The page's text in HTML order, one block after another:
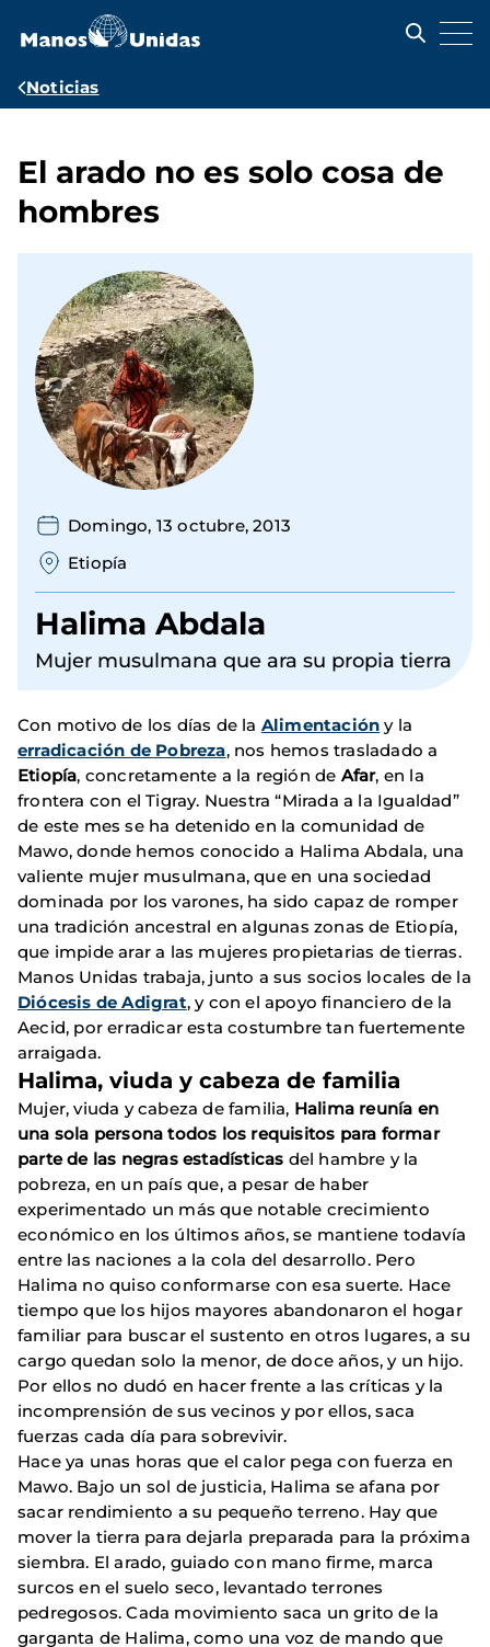
contenido
Ruta
Noticias
El arado no es solo cosa de
hombres
Domingo, 13 octubre, 2013
Etiopía
Halima Abdala
Mujer musulmana que ara su propia tierra
Con motivo de los días de la Alimentación y la
erradicación de Pobreza, nos hemos trasladado a
Etiopía, concretamente a la región de Afar, en la
frontera con el Tigray. Nuestra “Mirada a la Igualdad”
de este mes se ha detenido en la comunidad de
Mawo, donde hemos conocido a Halima Abdala, una
valiente mujer musulmana, que en una sociedad
dominada por los varones, ha sido capaz de romper
una tradición ancestral en algunas zonas de Etiopía,
que impide arar a las mujeres propietarias de tierras.
Manos Unidas trabaja, junto a sus socios locales de la
Diócesis de Adigrat, y con el apoyo financiero de la
Aecid, por erradicar esta costumbre tan fuertemente
arraigada.
Halima, viuda y cabeza de familia
Mujer, viuda y cabeza de familia, Halima reunía en
una sola persona todos los requisitos para formar
parte de las negras estadísticas del hambre y la
pobreza, en un país que, a pesar de haber
experimentado un más que notable crecimiento
económico en los últimos años, se mantiene todavía
entre las naciones a la cola del desarrollo. Pero
Halima no quiso conformarse con esa suerte. Hace
tiempo que los hijos mayores abandonaron el hogar
familiar para buscar el sustento en otros lugares, a su
cargo quedan solo la menor, de doce años, y un hijo.
Por ellos no dudó en hacer frente a las críticas y la
incomprensión de sus vecinos y por ellos, saca
fuerzas cada día para sobrevivir.
Hace ya unas horas que el calor pega con fuerza en
Mawo. Bajo un sol de justicia, Halima se afana por
sacar rendimiento a su pequeño terreno. Hay que
mover la tierra para dejarla preparada para la próxima
siembra. El arado, guiado con mano firme, marca
surcos en el suelo seco, levantado terrones
pedregosos. Cada movimiento saca un grito de la
garganta de Halima, como una voz de mando que